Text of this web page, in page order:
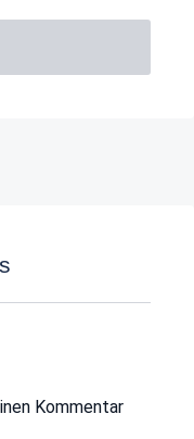
Kommentar